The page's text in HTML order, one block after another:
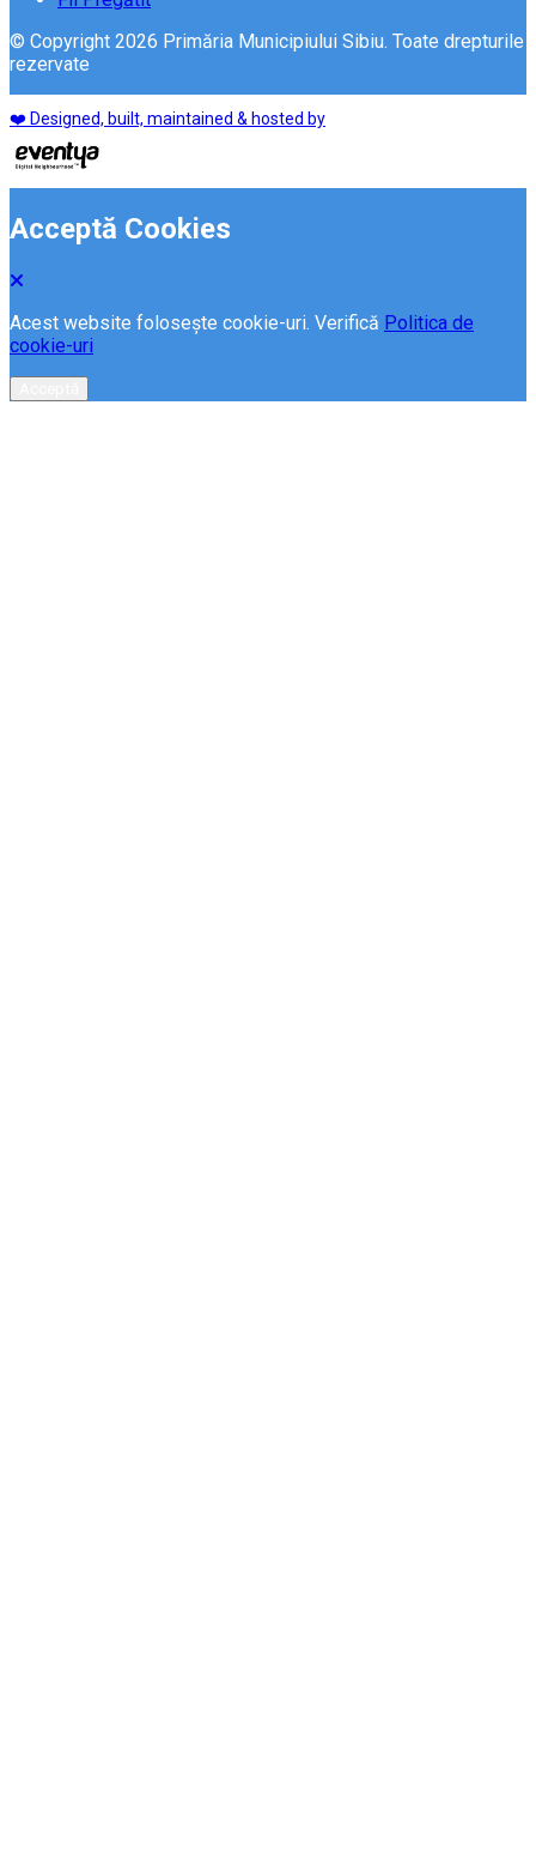
© Copyright 2026 Primăria Municipiului Sibiu. Toate drepturile
rezervate
❤️ Designed, built, maintained & hosted by
Acceptă Cookies
Acest website folosește cookie-uri. Verifică Politica de
cookie-uri